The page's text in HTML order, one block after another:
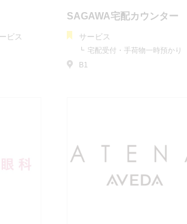
ビス
SAGAWA宅配カウンター
サービス
宅配受付・手荷物一時預かり
B1